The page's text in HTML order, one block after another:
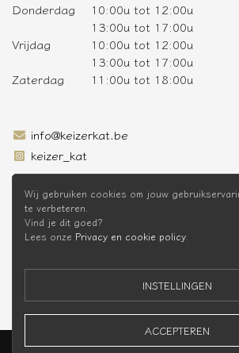
Donderdag
10:00u tot 12:00u
13:00u tot 17:00u
Vrijdag
10:00u tot 12:00u
13:00u tot 17:00u
Zaterdag
11:00u tot 18:00u
info@keizerkat.be
keizer_kat
SCHRIJF JE IN OP DE
* Niet cumuleerbaar met andere kortingen
Keizer Kat Webshop © 2026 -Privacy Policy-
Wij gebruiken cookies om jouw
te verbeteren.
Vind je dit goed?
Lees onze Privacy en cookie policy.
INSTELLINGEN
ACCEPTEREN